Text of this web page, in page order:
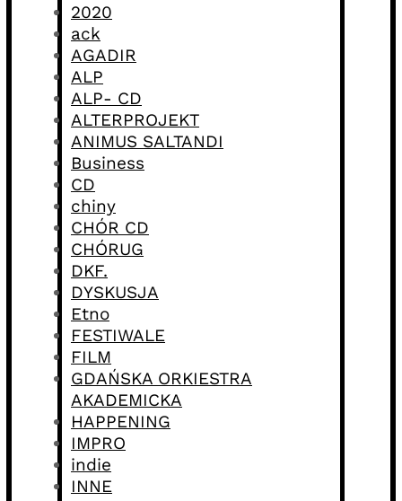
2020
ack
AGADIR
ALP
ALP- CD
ALTERPROJEKT
ANIMUS SALTANDI
Business
CD
chiny
CHÓR CD
CHÓRUG
DKF.
DYSKUSJA
Etno
FESTIWALE
FILM
GDAŃSKA ORKIESTRA
AKADEMICKA
HAPPENING
IMPRO
indie
INNE